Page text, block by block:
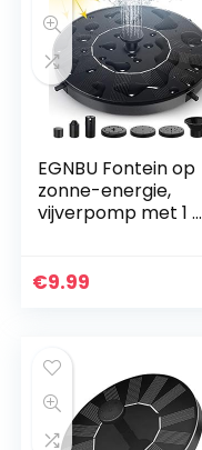
EGNBU Fontein op
zonne-energie,
vijverpomp met 1 W
fonteinpomp met 6
vishouder,
zwembad (1W)
€9.99